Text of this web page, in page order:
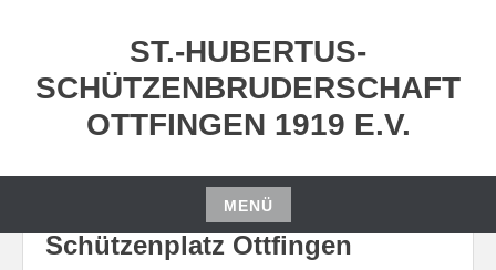
springen
ST.-HUBERTUS-
SCHÜTZENBRUDERSCHAFT
OTTFINGEN 1919 E.V.
MENÜ
ZumSchützenplatz Ottfingen